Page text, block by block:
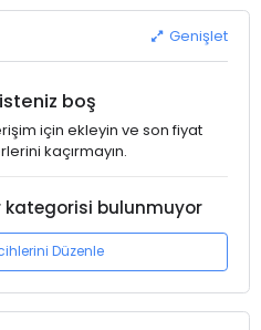
Genişlet
boş
için ekleyin ve son fiyat
kaçırmayın.
kategorisi bulunmuyor
Düzenle